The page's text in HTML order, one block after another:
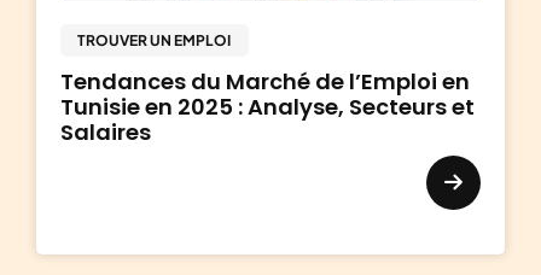
TROUVER UN EMPLOI
Tendances du Marché de l’Emploi en
Tunisie en 2025 : Analyse, Secteurs et
Salaires